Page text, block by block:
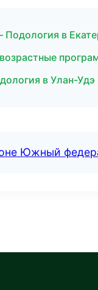
в
в Улан-Удэ
Южный